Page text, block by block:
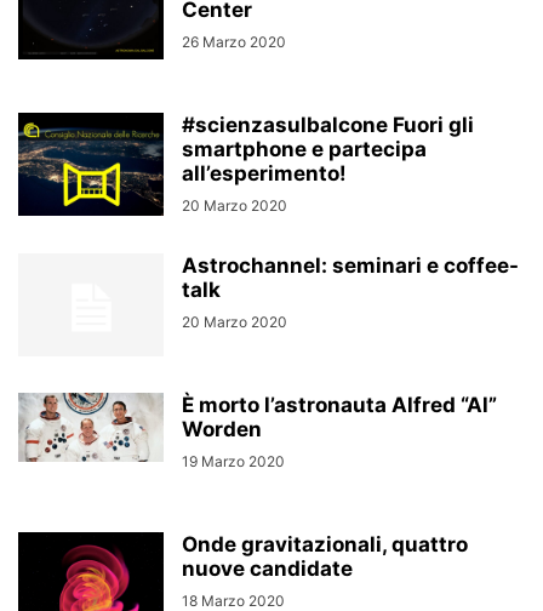
Center
26 Marzo 2020
#scienzasulbalcone Fuori gli
smartphone e partecipa
all’esperimento!
20 Marzo 2020
Astrochannel: seminari e coffee-
talk
20 Marzo 2020
È morto l’astronauta Alfred “Al”
Worden
19 Marzo 2020
Onde gravitazionali, quattro
nuove candidate
18 Marzo 2020